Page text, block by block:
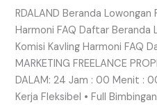
RDALAND Beranda Lowongan
Harmoni FAQ Daftar Beranda
Komisi Kavling Harmoni FAQ
MARKETING FREELANCE
DALAM: 24 Jam : 00 Menit :
Kerja Fleksibel • Full